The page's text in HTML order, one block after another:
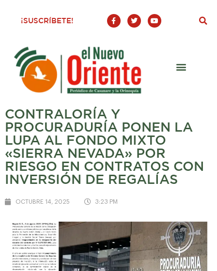
¡SUSCRÍBETE!
F
a
c
o
o
-
T
w
i
Y
o
u
CONTRALORÍA Y
PROCURADURÍA PONEN LA
LUPA AL FONDO MIXTO
«SIERRA NEVADA» POR
RIESGO EN CONTRATOS CON
INVERSIÓN DE REGALÍAS
OCTUBRE 14, 2025 3:23 PM